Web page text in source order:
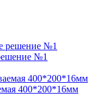
№1
400*200*16мм